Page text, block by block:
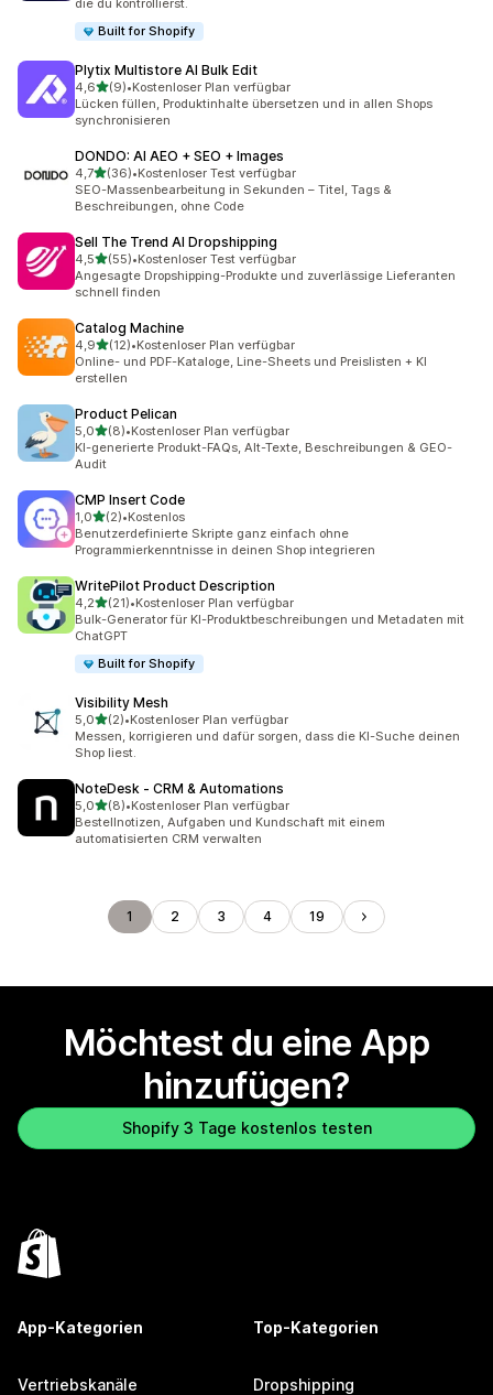
die du kontrollierst.
Built for Shopify
Plytix Multistore AI Bulk Edit
4,6von 5 Sternen
(9)
9 Rezensionen insgesamt
•Kostenloser Plan verfügbar
Lücken füllen, Produktinhalte übersetzen und in allen Shops
synchronisieren
DONDO: AI AEO + SEO + Images
4,7von 5 Sternen
(36)
36 Rezensionen insgesamt
•Kostenloser Test verfügbar
SEO-Massenbearbeitung in Sekunden – Titel, Tags &
Beschreibungen, ohne Code
Sell The Trend AI Dropshipping
4,5von 5 Sternen
(55)
55 Rezensionen insgesamt
•Kostenloser Test verfügbar
Angesagte Dropshipping-Produkte und zuverlässige Lieferanten
schnell finden
Catalog Machine
4,9von 5 Sternen
(12)
12 Rezensionen insgesamt
•Kostenloser Plan verfügbar
Online- und PDF-Kataloge, Line-Sheets und Preislisten + KI
erstellen
Product Pelican
5,0von 5 Sternen
(8)
8 Rezensionen insgesamt
•Kostenloser Plan verfügbar
KI-generierte Produkt-FAQs, Alt-Texte, Beschreibungen & GEO-
Audit
CMP Insert Code
1,0von 5 Sternen
(2)
2 Rezensionen insgesamt
•Kostenlos
Benutzerdefinierte Skripte ganz einfach ohne
Programmierkenntnisse in deinen Shop integrieren
WritePilot Product Description
4,2von 5 Sternen
(21)
21 Rezensionen insgesamt
•Kostenloser Plan verfügbar
Bulk-Generator für KI-Produktbeschreibungen und Metadaten mit
ChatGPT
Built for Shopify
Visibility Mesh
5,0von 5 Sternen
(2)
2 Rezensionen insgesamt
•Kostenloser Plan verfügbar
Messen, korrigieren und dafür sorgen, dass die KI-Suche deinen
Shop liest.
NoteDesk ‑ CRM & Automations
5,0von 5 Sternen
(8)
8 Rezensionen insgesamt
•Kostenloser Plan verfügbar
Bestellnotizen, Aufgaben und Kundschaft mit einem
automatisierten CRM verwalten
1 2 3 4 19
Möchtest du eine App
hinzufügen?
Shopify 3 Tage kostenlos testen
App-Kategorien
Vertriebskanäle
Top-Kategorien
Dropshipping